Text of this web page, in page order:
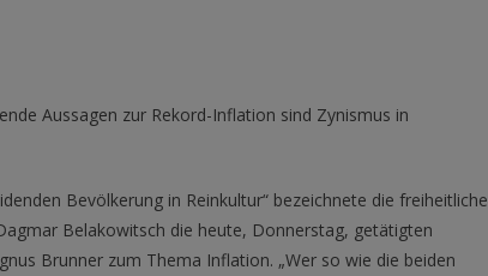
Aussagen zur Rekord-Inflation sind Zynismus in
Bevölkerung in Reinkultur“ bezeichnete die freiheitliche
Belakowitsch die heute, Donnerstag, getätigten
Brunner zum Thema Inflation. „Wer so wie die beiden